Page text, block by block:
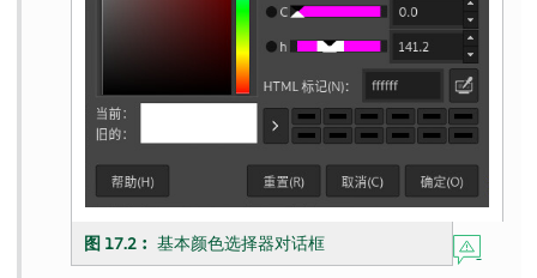
图 17.2︰基本颜色选择器对话框